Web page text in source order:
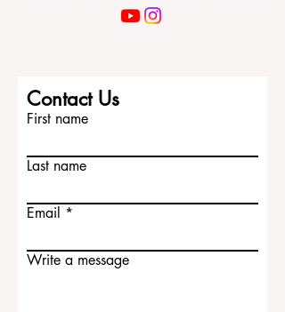
First name
Last name
Email